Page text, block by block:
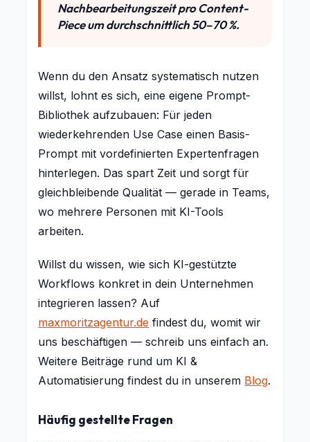
Nachbearbeitungszeit pro Content-
Piece um durchschnittlich 50–70 %.
Wenn du den Ansatz systematisch nutzen
willst, lohnt es sich, eine eigene Prompt-
Bibliothek aufzubauen: Für jeden
wiederkehrenden Use Case einen Basis-
Prompt mit vordefinierten Expertenfragen
hinterlegen. Das spart Zeit und sorgt für
gleichbleibende Qualität — gerade in Teams,
wo mehrere Personen mit KI-Tools
arbeiten.
Willst du wissen, wie sich KI-gestützte
Workflows konkret in dein Unternehmen
integrieren lassen? Auf
maxmoritzagentur.de findest du, womit wir
uns beschäftigen — schreib uns einfach an.
Weitere Beiträge rund um KI &
Automatisierung findest du in unserem Blog.
Häufig gestellte Fragen